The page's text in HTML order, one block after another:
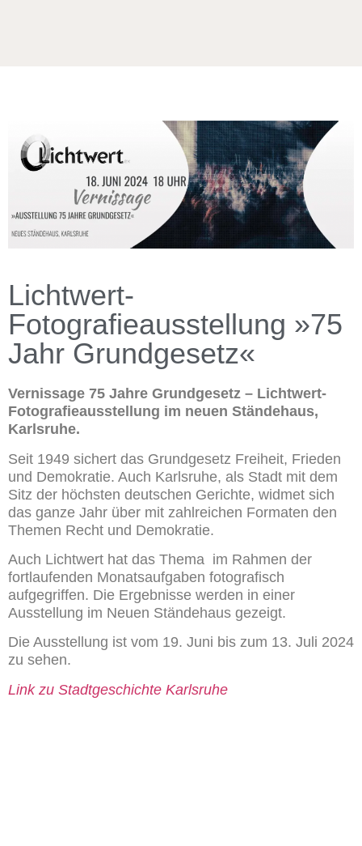
Lichtwert-
Fotografieausstellung »75
Jahr Grundgesetz«
Vernissage 75 Jahre Grundgesetz – Lichtwert-
Fotografieausstellung im neuen Ständehaus,
Karlsruhe.
Seit 1949 sichert das Grundgesetz Freiheit, Frieden
und Demokratie. Auch Karlsruhe, als Stadt mit dem
Sitz der höchsten deutschen Gerichte, widmet sich
das ganze Jahr über mit zahlreichen Formaten den
Themen Recht und Demokratie.
Auch Lichtwert hat das Thema im Rahmen der
fortlaufenden Monatsaufgaben fotografisch
aufgegriffen. Die Ergebnisse werden in einer
Ausstellung im Neuen Ständehaus gezeigt.
Die Ausstellung ist vom 19. Juni bis zum 13. Juli 2024
zu sehen.
Link zu Stadtgeschichte Karlsruhe